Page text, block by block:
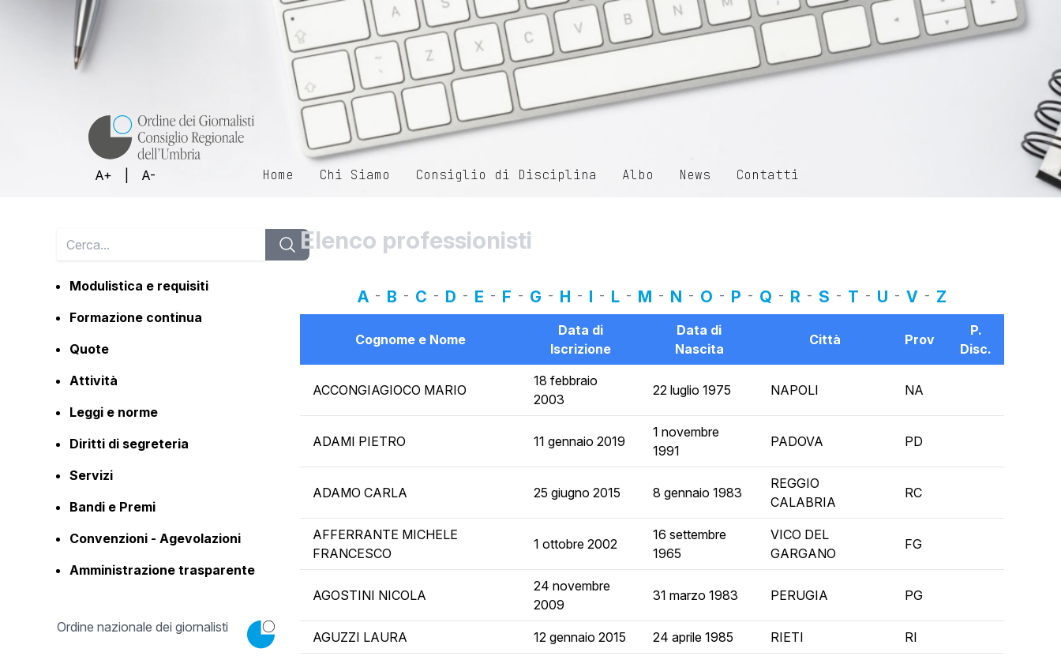
A+ A- Home Chi Siamo Consiglio di Disciplina Albo News Contatti
Modulistica e requisiti
Formazione continua
Quote
Attività
Leggi e norme
Diritti di segreteria
Servizi
Bandi e Premi
Convenzioni - Agevolazioni
Amministrazione trasparente
Ordine nazionale dei giornalisti
Elenco professionisti
A - B - C - D - E - F - G - H - I - L - M - N - O - P - Q - R - S - T - U - V - Z
Cognome e Nome
Data di
Iscrizione
Data di
Nascita
Città Prov
P.
Disc.
ACCONGIAGIOCO MARIO
18 febbraio
2003
22 luglio 1975 NAPOLI NA
ADAMI PIETRO 11 gennaio 2019
1 novembre
1991
PADOVA PD
ADAMO CARLA 25 giugno 2015 8 gennaio 1983
REGGIO
CALABRIA
RC
AFFERRANTE MICHELE
FRANCESCO
1 ottobre 2002
16 settembre
1965
VICO DEL
GARGANO
FG
AGOSTINI NICOLA
24 novembre
2009
31 marzo 1983 PERUGIA PG
AGUZZI LAURA 12 gennaio 2015 24 aprile 1985 RIETI RI